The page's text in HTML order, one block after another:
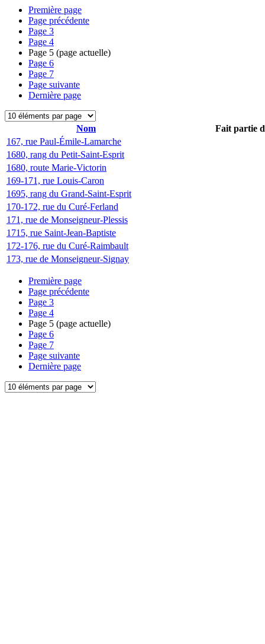
Première page
Page précédente
Page 3
Page 4
Page 5 (page actuelle)
Page 6
Page 7
Page suivante
Dernière page
Nom
Fait partie
167, rue Paul-Émile-Lamarche
1680, rang du Petit-Saint-Esprit
1680, route Marie-Victorin
169-171, rue Louis-Caron
1695, rang du Grand-Saint-Esprit
170-172, rue du Curé-Ferland
171, rue de Monseigneur-Plessis
1715, rue Saint-Jean-Baptiste
172-176, rue du Curé-Raimbault
173, rue de Monseigneur-Signay
Première page
Page précédente
Page 3
Page 4
Page 5 (page actuelle)
Page 6
Page 7
Page suivante
Dernière page